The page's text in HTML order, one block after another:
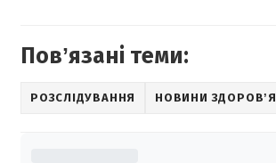
Повʼязані теми:
РОЗСЛІДУВАННЯ НОВИНИ ЗДОРОВʼЯ